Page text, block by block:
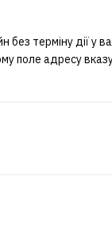
терміну дії у
поле адресу